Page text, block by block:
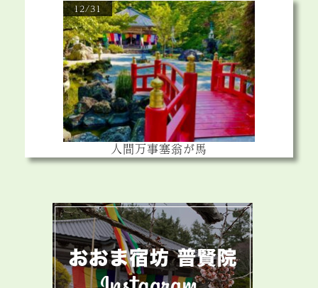
12/31
人間万事塞翁が馬